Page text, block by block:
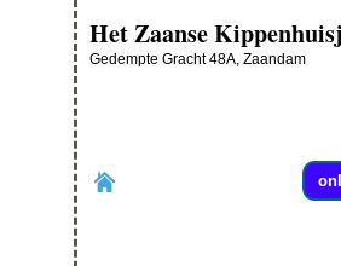
Het Zaanse
Gedempte Gracht 48A, Zaandam